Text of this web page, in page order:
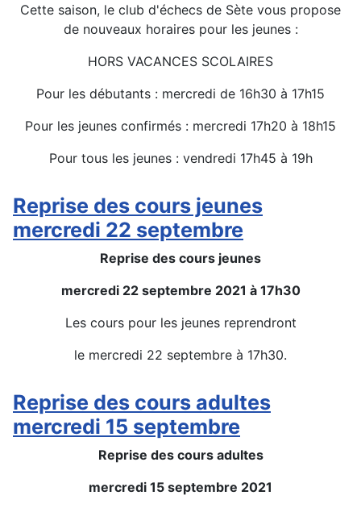
Cette saison, le club d'échecs de Sète vous propose
de nouveaux horaires pour les jeunes :
HORS VACANCES SCOLAIRES
Pour les débutants : mercredi de 16h30 à 17h15
Pour les jeunes confirmés : mercredi 17h20 à 18h15
Pour tous les jeunes : vendredi 17h45 à 19h
Reprise des cours jeunes
mercredi 22 septembre
Reprise des cours jeunes
mercredi 22 septembre 2021 à 17h30
Les cours pour les jeunes reprendront
le mercredi 22 septembre à 17h30.
Reprise des cours adultes
mercredi 15 septembre
Reprise des cours adultes
mercredi 15 septembre 2021